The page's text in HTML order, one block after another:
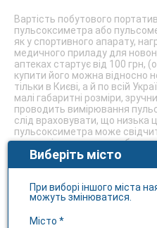
Вартість побутового
пульсоксиметра або
як у спортивного апарату,
медичного приладу для
аптеках стартує від 100
купити його можна відносно
тільки в Києві, а й по всій
малі габаритні розміри,
проводить вимірювання
слід враховувати, що низька
пульсоксиметра може
час вимірювання, тому
продавати такі моделі для
можна в мережі Інтернет.
Показники сатурації крові
спортивній медицині для
використовують наручні
Виберіть місто
При виборі іншого міста
можуть змінюватися.
Місто *